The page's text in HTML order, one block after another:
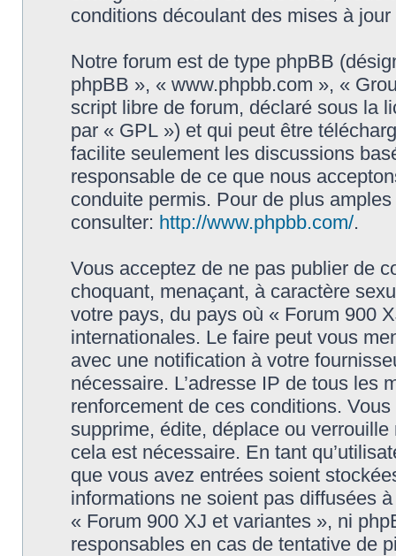
conditions découlant des mises à
Notre forum est de type phpBB
phpBB », « www.phpbb.com », «
script libre de forum, déclaré sous la
par « GPL ») et qui peut être
facilite seulement les discussions
responsable de ce que nous
conduite permis. Pour de plus
consulter: http://www.phpbb.com/.
Vous acceptez de ne pas publier de
choquant, menaçant, à caractère
votre pays, du pays où « Forum 900
internationales. Le faire peut vous
avec une notification à votre
nécessaire. L’adresse IP de tous les
renforcement de ces conditions.
supprime, édite, déplace ou
cela est nécessaire. En tant
que vous avez entrées soient
informations ne soient pas diffusées
« Forum 900 XJ et variantes », ni
responsables en cas de tentative de